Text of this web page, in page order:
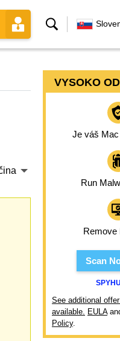
Vyhľadávanie
VYSOKO
Je váš
Run
Remove
Scan
See additional
available. EULA
Policy.